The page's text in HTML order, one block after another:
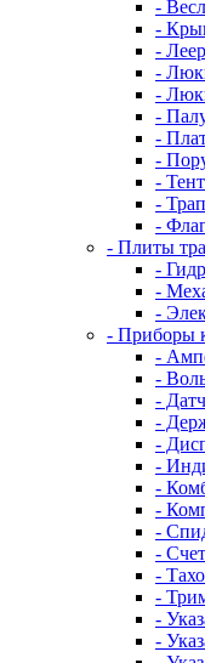
-
-
-
-
-
-
-
-
-
-
-
- Плиты
-
-
-
- Приборы
-
-
-
-
-
-
-
-
-
-
-
-
-
-